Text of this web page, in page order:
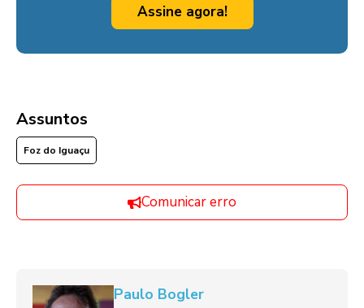
Assine agora!
Assuntos
Foz do Iguaçu
Comunicar erro
Paulo Bogler